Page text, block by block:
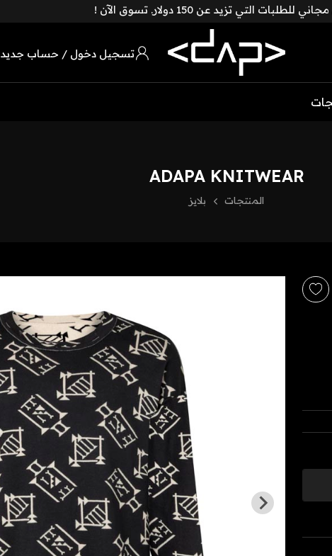
للطلبات التي تزيد عن 150 دولار. تسوق الآن !
تسجيل دخول / حساب جديد
ADAPA KNITWEAR
المنتجات بلايز